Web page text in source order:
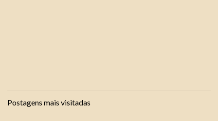
Postagens mais visitadas